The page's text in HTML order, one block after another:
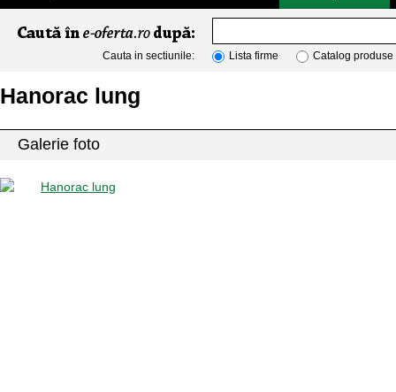
Cauta in sectiunile: Lista firme Catalog produse
Hanorac lung
Galerie foto